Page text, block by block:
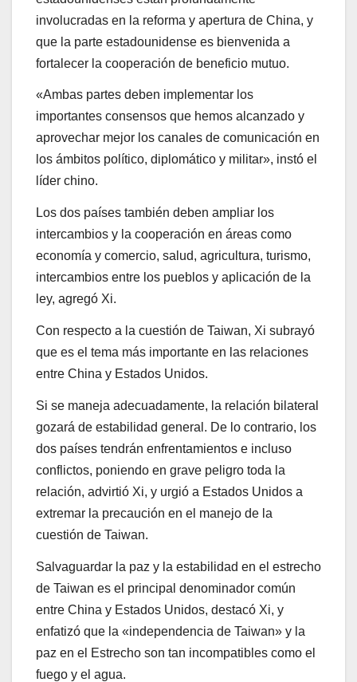
involucradas en la reforma y apertura de China, y
que la parte estadounidense es bienvenida a
fortalecer la cooperación de beneficio mutuo.
«Ambas partes deben implementar los
importantes consensos que hemos alcanzado y
aprovechar mejor los canales de comunicación en
los ámbitos político, diplomático y militar», instó el
líder chino.
Los dos países también deben ampliar los
intercambios y la cooperación en áreas como
economía y comercio, salud, agricultura, turismo,
intercambios entre los pueblos y aplicación de la
ley, agregó Xi.
Con respecto a la cuestión de Taiwan, Xi subrayó
que es el tema más importante en las relaciones
entre China y Estados Unidos.
Si se maneja adecuadamente, la relación bilateral
gozará de estabilidad general. De lo contrario, los
dos países tendrán enfrentamientos e incluso
conflictos, poniendo en grave peligro toda la
relación, advirtió Xi, y urgió a Estados Unidos a
extremar la precaución en el manejo de la
cuestión de Taiwan.
Salvaguardar la paz y la estabilidad en el estrecho
de Taiwan es el principal denominador común
entre China y Estados Unidos, destacó Xi, y
enfatizó que la «independencia de Taiwan» y la
paz en el Estrecho son tan incompatibles como el
fuego y el agua.